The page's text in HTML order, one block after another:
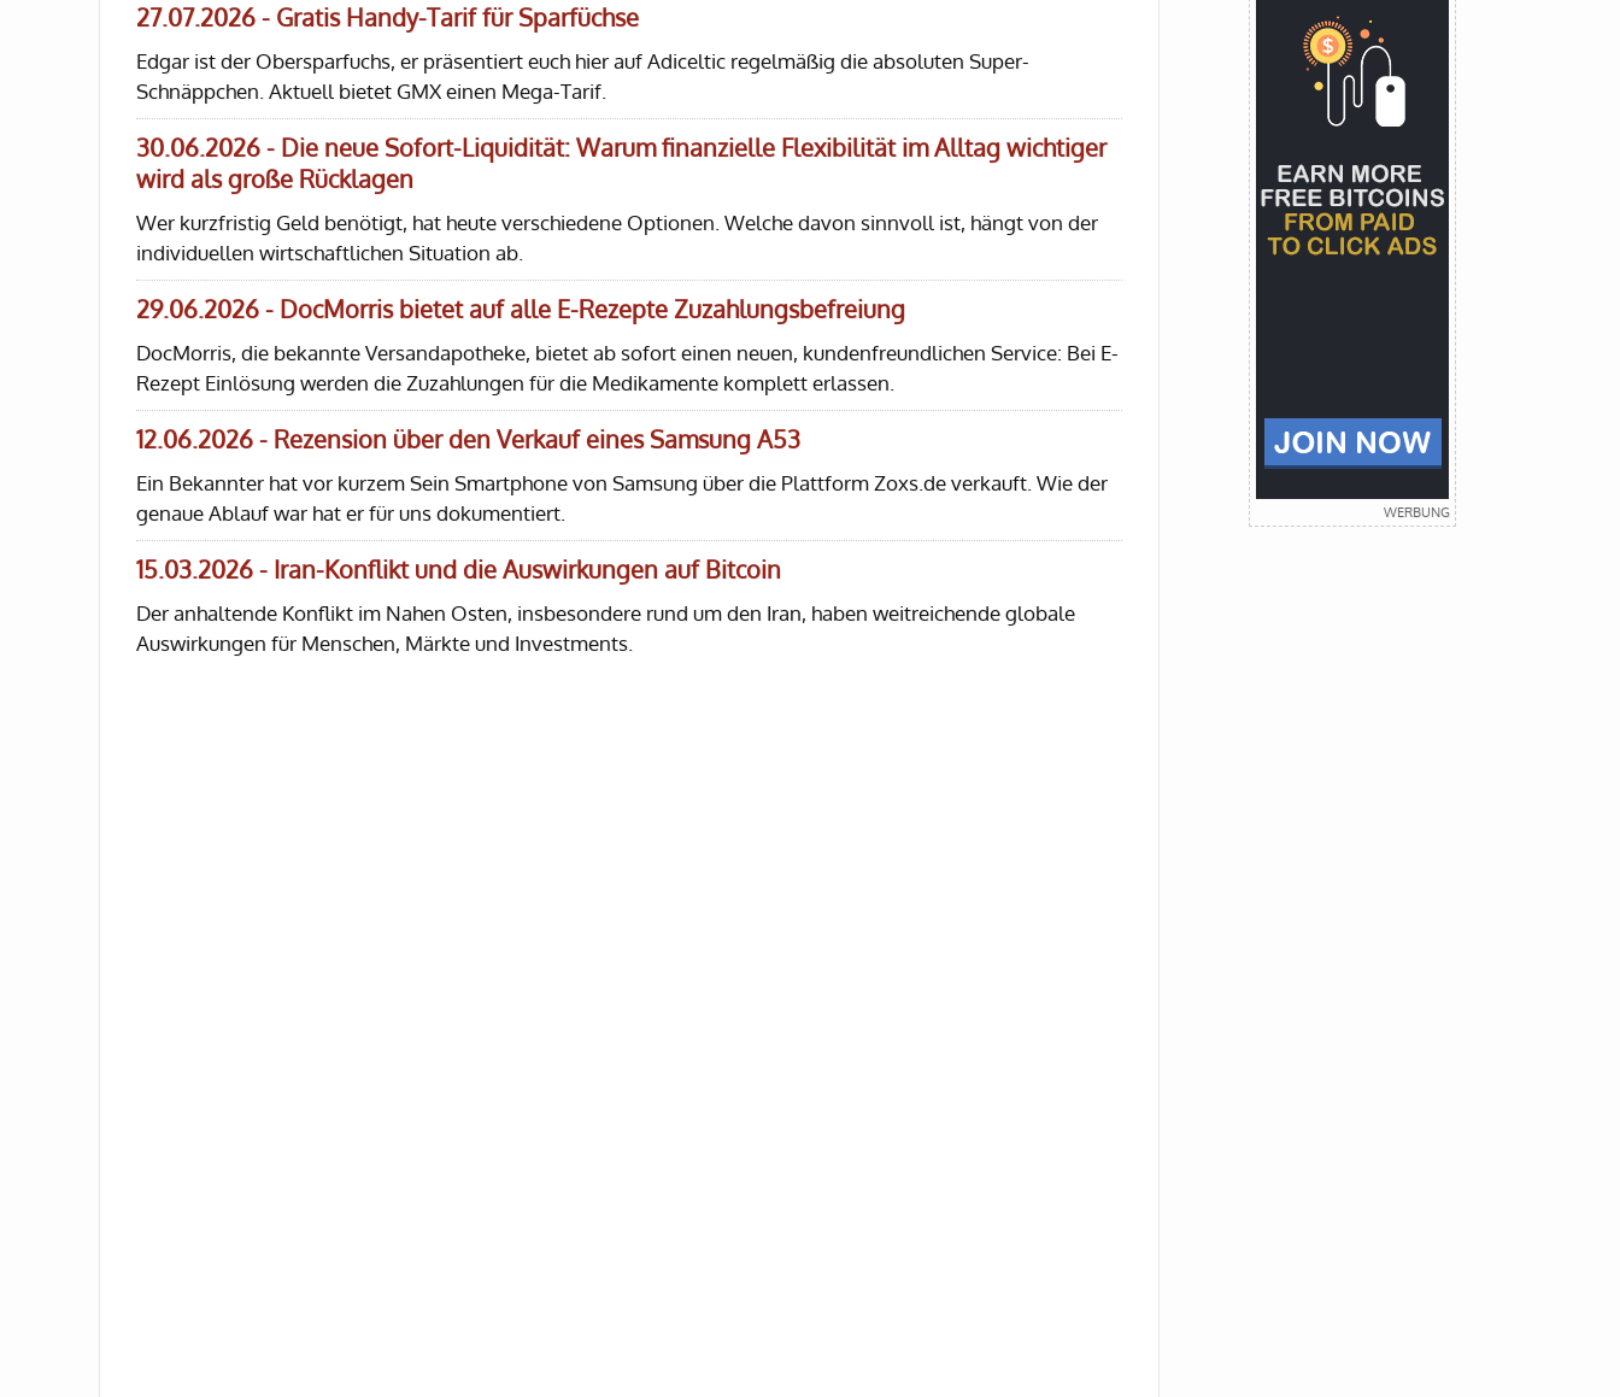
27.07.2026 - Gratis Handy-Tarif für Sparfüchse
Edgar ist der Obersparfuchs, er präsentiert euch hier auf Adiceltic regelmäßig die absoluten Super-
Schnäppchen. Aktuell bietet GMX einen Mega-Tarif.
30.06.2026 - Die neue Sofort-Liquidität: Warum finanzielle Flexibilität im Alltag wichtiger
wird als große Rücklagen
Wer kurzfristig Geld benötigt, hat heute verschiedene Optionen. Welche davon sinnvoll ist, hängt von der
individuellen wirtschaftlichen Situation ab.
29.06.2026 - DocMorris bietet auf alle E-Rezepte Zuzahlungsbefreiung
DocMorris, die bekannte Versandapotheke, bietet ab sofort einen neuen, kundenfreundlichen Service: Bei E-
Rezept Einlösung werden die Zuzahlungen für die Medikamente komplett erlassen.
12.06.2026 - Rezension über den Verkauf eines Samsung A53
Ein Bekannter hat vor kurzem Sein Smartphone von Samsung über die Plattform Zoxs.de verkauft. Wie der
genaue Ablauf war hat er für uns dokumentiert.
15.03.2026 - Iran-Konflikt und die Auswirkungen auf Bitcoin
Der anhaltende Konflikt im Nahen Osten, insbesondere rund um den Iran, haben weitreichende globale
Auswirkungen für Menschen, Märkte und Investments.